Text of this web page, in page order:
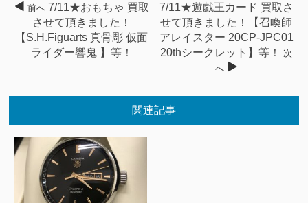
前へ 7/11★おもちゃ 買取
させて頂きました！
【S.H.Figuarts 真骨彫 仮面
ライダー響鬼 】等！
7/11★遊戯王カード 買取さ
せて頂きました！【召喚師
アレイスター 20CP-JPC01
20thシークレット】等！
次
へ
関連記事